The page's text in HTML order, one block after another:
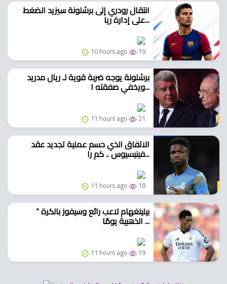
انتقال رودري إلى برشلونة سيزيد الضغط
على إدارة ريا...
10 hours ago 19
برشلونة يوجه ضربة قوية لـ ريال مدريد
ويخفي صفقته ا...
11 hours ago 21
الاتفاق الذي حسم عملية تجديد عقد
فينيسيوس .. كم را...
11 hours ago 18
” بيلينغهام لاعب رائع وسيفوز بالكرة
الذهبية يومًا ...
11 hours ago 19